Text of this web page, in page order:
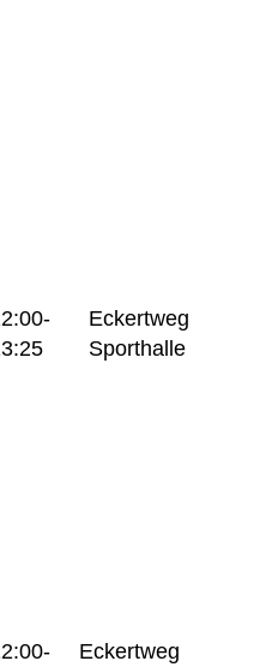
Eckertweg
Sporthalle
Eckertweg